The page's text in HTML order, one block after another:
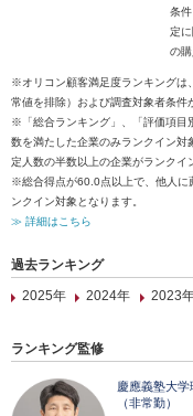
条
定
の
※オリコン顧客満足度ランキングは
常値を排除）および調査対象者条件
※「総合ランキング」、「評価項目
数を満たした企業のみランクイン対
定人数の半数以上の企業がランクイ
※総合得点が60.0点以上で、他人に
ンクイン対象となります。
≫ 詳細はこちら
過去ランキング
2025年
2024年 2023
ランキング監修
慶應義塾大
（非常勤）